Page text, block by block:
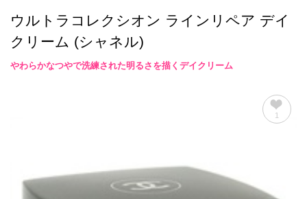
ウルトラコレクシオン ラインリペア デイ
クリーム (シャネル)
やわらかなつやで洗練された明るさを描くデイクリーム
1